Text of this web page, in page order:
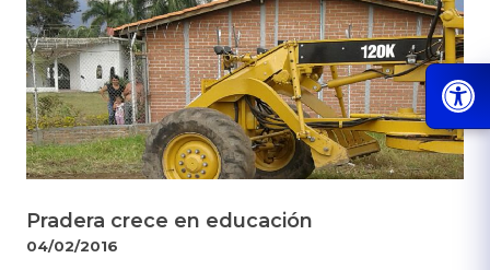
Pradera crece en educación
04/02/2016